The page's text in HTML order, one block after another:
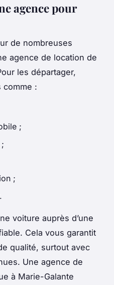
agence pour
de nombreuses
agence de location de
les départager,
comme :
;
;
voiture auprès d’une
Cela vous garantit
qualité, surtout avec
Une agence de
à Marie-Galante